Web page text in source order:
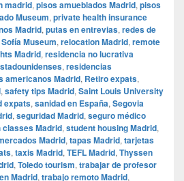
madrid, pisos amueblados Madrid, pisos
Museum, private health insurance
Madrid, putas en entrevias, redes de
Museum, relocation Madrid, remote
Madrid, residencia no lucrativa
, residencias
americanos Madrid, Retiro expats,
, safety tips Madrid, Saint Louis University
expats, sanidad en España, Segovia
, seguridad Madrid, seguro médico
classes Madrid, student housing Madrid,
Madrid, tapas Madrid, tarjetas
, taxis Madrid, TEFL Madrid, Thyssen
, Toledo tourism, trabajar de profesor
Madrid, trabajo remoto Madrid,